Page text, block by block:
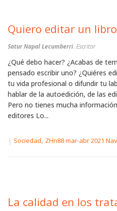
Quiero editar un libro
Satur Napal Lecumberri. Escritor
¿Qué debo hacer? ¿Acabas de
pensado escribir uno? ¿Quiéres
tu vida profesional o difundir tu
hablar de la autoedición, de las
Pero no tienes mucha
editores Lo...
| Sociedad, ZHn88 mar-abr 2021
La calidad en los